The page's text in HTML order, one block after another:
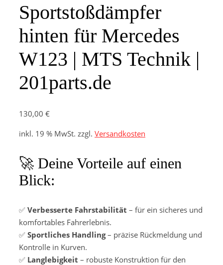
Sportstoßdämpfer
hinten für Mercedes
W123 | MTS Technik |
201parts.de
130,00 €
inkl. 19 % MwSt. zzgl. Versandkosten
🚀 Deine Vorteile auf einen
Blick:
✅ Verbesserte Fahrstabilität – für ein sicheres und
komfortables Fahrerlebnis.
✅ Sportliches Handling– präzise Rückmeldung und
Kontrolle in Kurven.
✅ Langlebigkeit – robuste Konstruktion für den